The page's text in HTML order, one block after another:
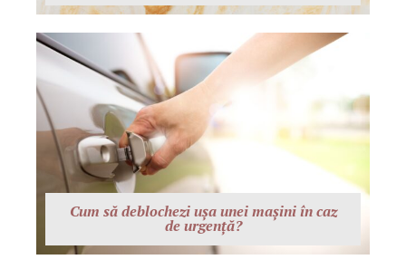
Cum să deblochezi ușa unei mașini în caz
de urgență?